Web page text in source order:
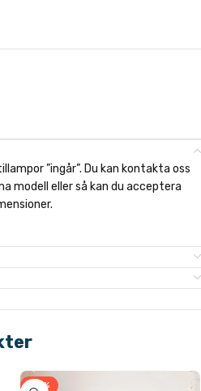
”ingår”. Du kan kontakta oss
modell eller så kan du acceptera
-18%